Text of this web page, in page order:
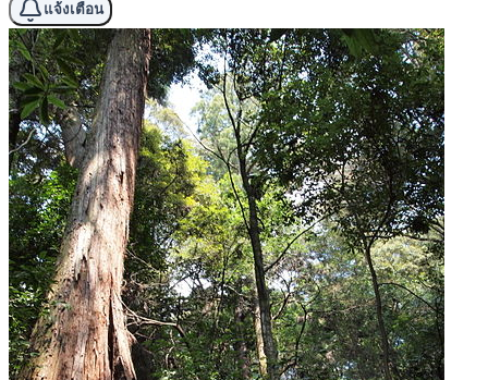
แจ้งเตือน